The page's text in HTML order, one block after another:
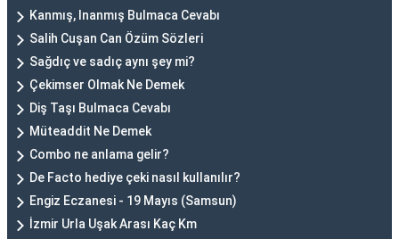
Kanmış, Inanmış Bulmaca Cevabı
Salih Cuşan Can Özüm Sözleri
Sağdıç ve sadıç aynı şey mi?
Çekimser Olmak Ne Demek
Diş Taşı Bulmaca Cevabı
Müteaddit Ne Demek
Combo ne anlama gelir?
De Facto hediye çeki nasıl kullanılır?
Engiz Eczanesi - 19 Mayıs (Samsun)
İzmir Urla Uşak Arası Kaç Km